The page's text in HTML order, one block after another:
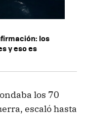
los
y eso es
los 70
escaló hasta